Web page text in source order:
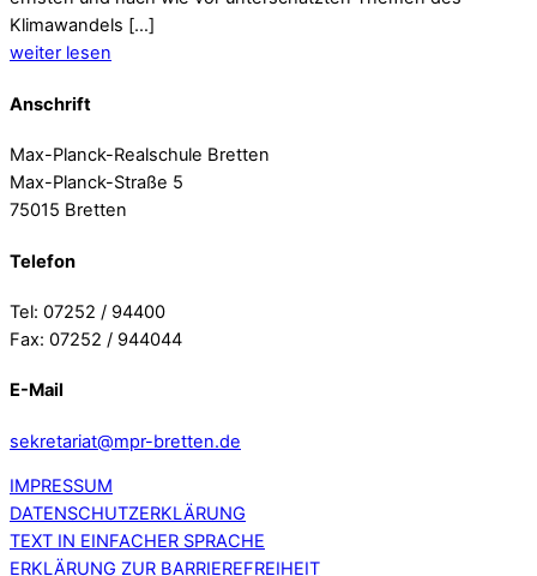
Klimawandels […]
weiter lesen
Anschrift
Max-Planck-Realschule Bretten
Max-Planck-Straße 5
75015 Bretten
Telefon
Tel: 07252 / 94400
Fax: 07252 / 944044
E-Mail
sekretariat@mpr-bretten.de
IMPRESSUM
DATENSCHUTZERKLÄRUNG
TEXT IN EINFACHER SPRACHE
ERKLÄRUNG ZUR BARRIEREFREIHEIT